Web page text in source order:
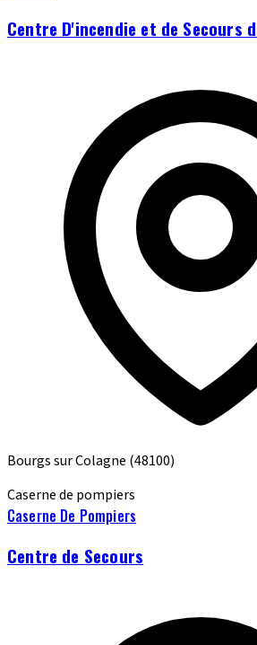
Centre D'incendie et de Secours
Bourgs sur Colagne (48100)
Caserne de pompiers
Caserne De Pompiers
Centre de Secours